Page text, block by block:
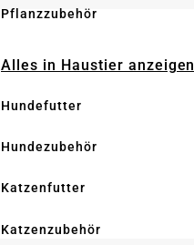
Pflanzzubehör
Alles in Haustier anzeigen
Hundefutter
Hundezubehör
Katzenfutter
Katzenzubehör